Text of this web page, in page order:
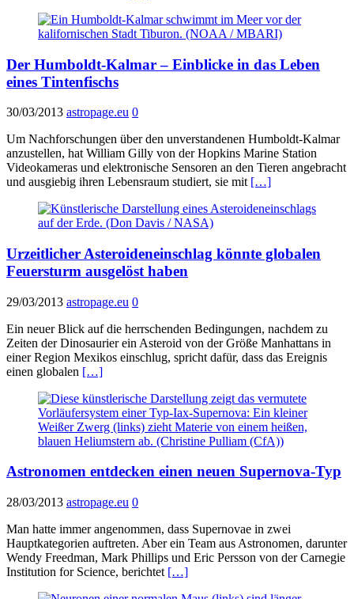
Der Humboldt-Kalmar – Einblicke in das Leben
eines Tintenfischs
30/03/2013 astropage.eu 0
Um Nachforschungen über den unverstandenen Humboldt-Kalmar
anzustellen, hat William Gilly von der Hopkins Marine Station
Videokameras und elektronische Sensoren an den Tieren angebracht
und ausgiebig ihren Lebensraum studiert, sie mit […]
Urzeitlicher Asteroideneinschlag könnte globalen
Feuersturm ausgelöst haben
29/03/2013 astropage.eu 0
Ein neuer Blick auf die herrschenden Bedingungen, nachdem zu
Zeiten der Dinosaurier ein Asteroid von der Größe Manhattans in
einer Region Mexikos einschlug, spricht dafür, dass das Ereignis
einen globalen […]
Astronomen entdecken einen neuen Supernova-Typ
28/03/2013 astropage.eu 0
Man hatte immer angenommen, dass Supernovae in zwei
Hauptkategorien auftreten. Aber ein Team aus Astronomen, darunter
Wendy Freedman, Mark Phillips und Eric Persson von der Carnegie
Institution for Science, berichtet […]